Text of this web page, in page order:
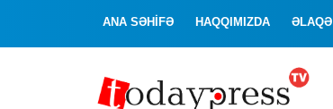
ANA SƏHİFƏ HAQQIMIZDA ƏLAQƏ